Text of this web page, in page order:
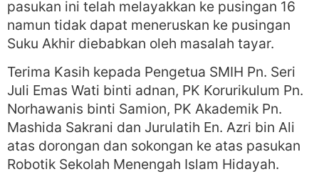
pasukan ini telah melayakkan ke pusingan 16
namun tidak dapat meneruskan ke pusingan
Suku Akhir diebabkan oleh masalah tayar.
Terima Kasih kepada Pengetua SMIH Pn. Seri
Juli Emas Wati binti adnan, PK Korurikulum Pn.
Norhawanis binti Samion, PK Akademik Pn.
Mashida Sakrani dan Jurulatih En. Azri bin Ali
atas dorongan dan sokongan ke atas pasukan
Robotik Sekolah Menengah Islam Hidayah.